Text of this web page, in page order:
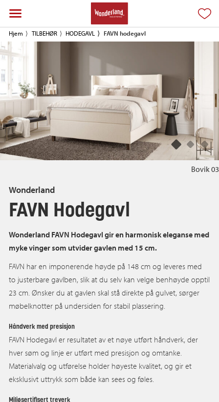
Hjem TILBEHØR HODEGAVL FAVN hodegavl
Bovik 03
Wonderland
FAVN Hodegavl
Wonderland FAVN Hodegavl gir en harmonisk eleganse med
myke vinger som utvider gavlen med 15 cm.
FAVN har en imponerende høyde på 148 cm og leveres med
to justerbare gavlben, slik at du selv kan velge benhøyde opptil
23 cm. Ønsker du at gavlen skal stå direkte på gulvet, sørger
møbelknotter på undersiden for stabil plassering.
Håndverk med presisjon
FAVN Hodegavl er resultatet av et nøye utført håndverk, der
hver søm og linje er utført med presisjon og omtanke.
Materialvalg og utførelse holder høyeste kvalitet, og gir et
eksklusivt uttrykk som både kan sees og føles.
Miljøsertifisert treverk